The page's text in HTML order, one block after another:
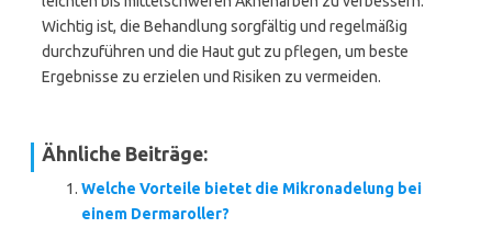
Wichtig ist, die Behandlung sorgfältig und regelmäßig
durchzuführen und die Haut gut zu pflegen, um beste
Ergebnisse zu erzielen und Risiken zu vermeiden.
Ähnliche Beiträge:
Welche Vorteile bietet die Mikronadelung bei
einem Dermaroller?